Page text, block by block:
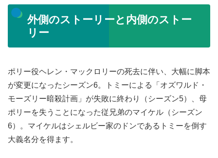
外側のストーリーと内側のストー
リー
ポリー役ヘレン・マックロリーの死去に伴い、大幅に脚本
が変更になったシーズン6。トミーによる「オズワルド・
モーズリー暗殺計画」が失敗に終わり（シーズン5）、母
ポリーを失うことになった従兄弟のマイケル（シーズン
6）。マイケルはシェルビー家のドンであるトミーを倒す
大義名分を得ます。